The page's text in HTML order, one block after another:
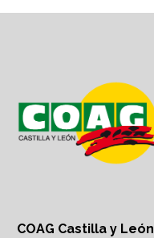
COAG Castilla y León